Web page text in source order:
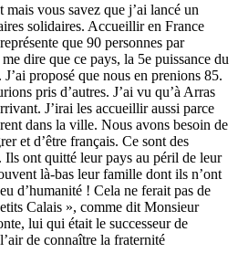
vous savez que j’ai lancé un
solidaires. Accueillir en France
que 90 personnes par
dire que ce pays, la 5e puissance du
J’ai proposé que nous en prenions 85.
pris d’autres. J’ai vu qu’à Arras
J’irai les accueillir aussi parce
dans la ville. Nous avons besoin de
et d’être français. Ce sont des
ont quitté leur pays au péril de leur
là-bas leur famille dont ils n’ont
d’humanité ! Cela ne ferait pas de
Calais », comme dit Monsieur
lui qui était le successeur de
de connaître la fraternité